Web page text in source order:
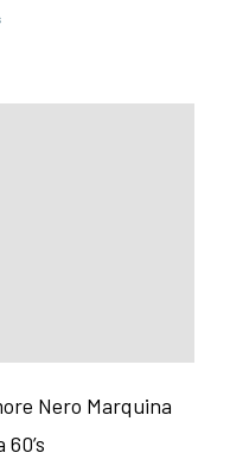
Nero Marquina